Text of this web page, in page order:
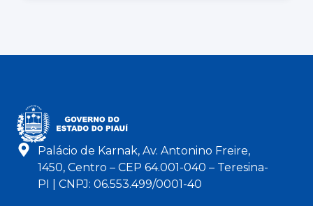
Palácio de Karnak, Av. Antonino Freire,
1450, Centro – CEP 64.001-040 – Teresina-
PI | CNPJ: 06.553.499/0001-40